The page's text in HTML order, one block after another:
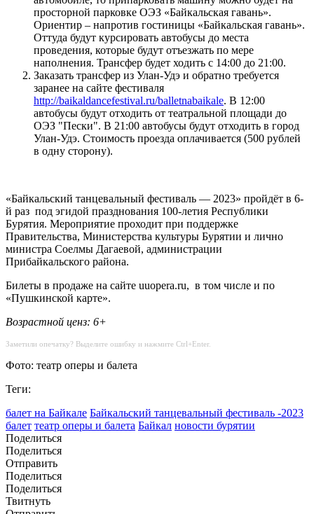
просторной парковке ОЭЗ «Байкальская гавань».
Ориентир – напротив гостиницы «Байкальская гавань».
Оттуда будут курсировать автобусы до места
проведения, которые будут отъезжать по мере
наполнения. Трансфер будет ходить с 14:00 до 21:00.
Заказать трансфер из Улан-Удэ и обратно требуется
заранее на сайте фестиваля
http://baikaldancefestival.ru/balletnabaikale. В 12:00
автобусы будут отходить от театральной площади до
ОЭЗ "Пески". В 21:00 автобусы будут отходить в город
Улан-Удэ. Стоимость проезда оплачивается (500 рублей
в одну сторону).
«Байкальский танцевальный фестиваль — 2023» пройдёт в 6-
й раз под эгидой празднования 100-летия Республики
Бурятия. Мероприятие проходит при поддержке
Правительства, Министерства культуры Бурятии и лично
министра Соелмы Дагаевой, администрации
Прибайкальского района.
Билеты в продаже на сайте uuopera.ru, в том числе и по
«Пушкинской карте».
Возрастной ценз: 6+
Заметили опечатку? Выделите ошибку и нажмите Ctrl+Enter.
Фото: театр оперы и балета
Теги:
балет на Байкале Байкальский танцевальный фестиваль -2023
балет театр оперы и балета Байкал новости бурятии
Поделиться
Поделиться
Отправить
Поделиться
Поделиться
Твитнуть